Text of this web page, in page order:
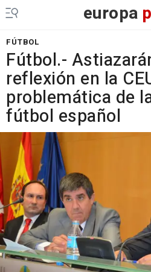
europa
FÚTBOL
Fútbol.-
reflexión en la
problemática de
fútbol español